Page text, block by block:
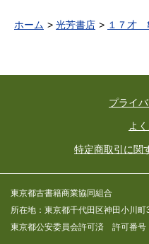
ホーム 光芳書店 １７才
プライ
よ
特定商取引に関
東京都古書籍商業協同組合
所在地：東京都千代田区神田小川
東京都公安委員会許可済 許可番